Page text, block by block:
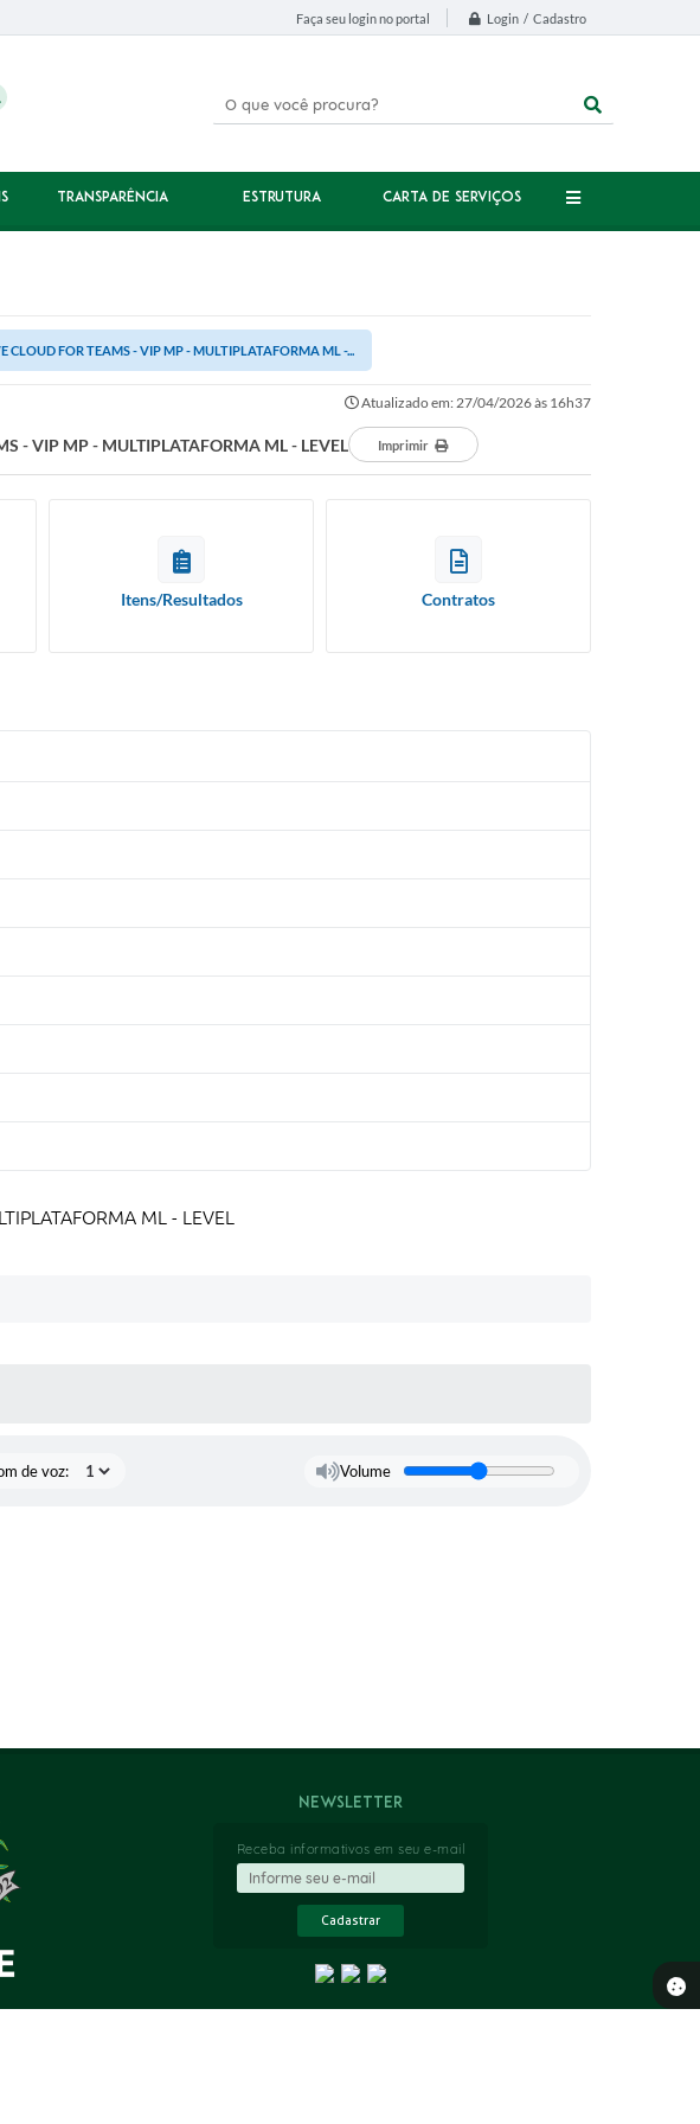
Faça seu login no portal Login / Cadastro
TRANSPARÊNCIA ESTRUTURA CARTA DE SERVIÇOS
FOR TEAMS - VIP MP - MULTIPLATAFORMA ML -...
Atualizado em: 27/04/2026 às 16h37
- VIP MP - MULTIPLATAFORMA ML - LEVEL Imprimir
Itens/Resultados Contratos
ML - LEVEL
de voz: Volume
Newsletter
Receba informativos em seu e-mail
Cadastrar